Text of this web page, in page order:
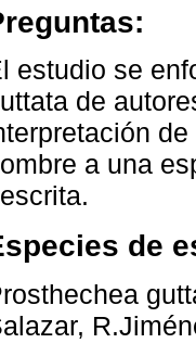
estudio se
de
a una
de